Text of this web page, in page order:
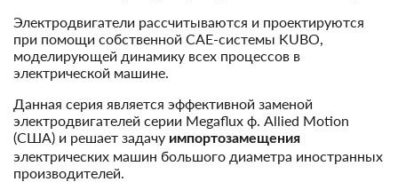
Электродвигатели рассчитываются и проектируются
при помощи собственной CAE-системы KUBO,
моделирующей динамику всех процессов в
электрической машине.
Данная серия является эффективной заменой
электродвигателей серии Megaflux ф. Allied Motion
(США) и решает задачу импортозамещения
электрических машин большого диаметра иностранных
производителей.